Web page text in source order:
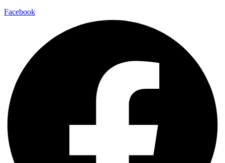
Facebook